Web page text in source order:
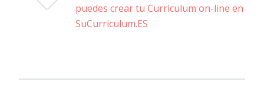
puedes crear tu Curriculum on-line en
SuCurriculum.ES